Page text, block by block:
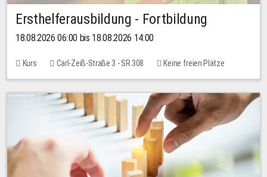
Ersthelferausbildung - Fortbildung
18.08.2026 06:00 bis 18.08.2026 14:00
Kurs Carl-Zeiß-Straße 3 - SR 308 Keine freien Plätze